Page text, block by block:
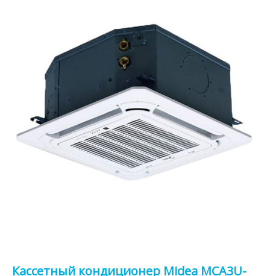
Кассетный кондиционер Midea MCA3U-